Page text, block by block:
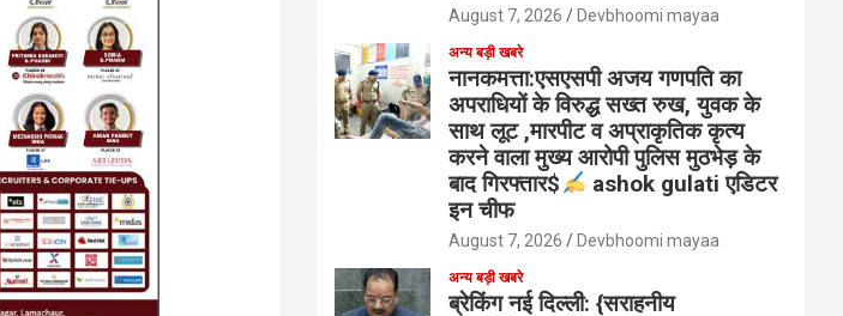
August 7, 2026 Devbhoomi mayaa
अन्य बड़ी खबरे
नानकमत्ता:एसएसपी अजय गणपति का
अपराधियों के विरुद्ध सख्त रुख, युवक के
साथ लूट ,मारपीट व अप्राकृतिक कृत्य
करने वाला मुख्य आरोपी पुलिस मुठभेड़ के
बाद गिरफ्तार$
ashok gulati एडिटर
इन चीफ
August 7, 2026 Devbhoomi mayaa
अन्य बड़ी खबरे
ब्रेकिंग नई दिल्ली: {सराहनीय